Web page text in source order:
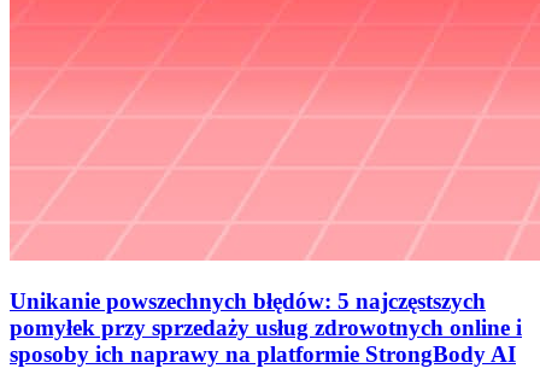
Unikanie powszechnych błędów: 5 najczęstszych
pomyłek przy sprzedaży usług zdrowotnych online i
sposoby ich naprawy na platformie StrongBody AI